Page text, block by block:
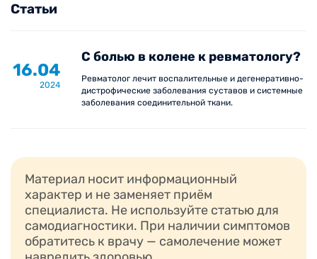
дерматомиозит;
полихондрит;
полимиозит;
спондилоартропатии и др.
многолетний опыт работы. Специалисты
руководствуются современными международными
рекомендациями по диагностике и лечению
различных ревматологических заболеваний, а
обследование проводится на оборудовании
экспертного класса.
Статьи
16.04
2024
С болью в колене к ревматологу?
Ревматолог лечит воспалительные и дегенеративно-
дистрофические заболевания суставов и системные
заболевания соединительной ткани.
Материал носит информационный
характер и не заменяет приём
специалиста. Не используйте статью для
самодиагностики. При наличии симптомов
обратитесь к врачу — самолечение может